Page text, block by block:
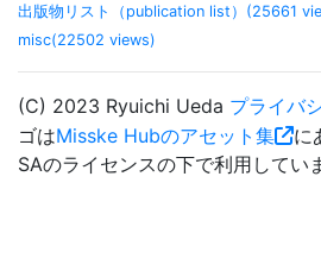
出版物リスト（publication list）(25661
misc(22502 views)
(C) 2023 Ryuichi Ueda プライバ
ゴはMisske Hubのアセット集
に
SAのライセンスの下で利用してい